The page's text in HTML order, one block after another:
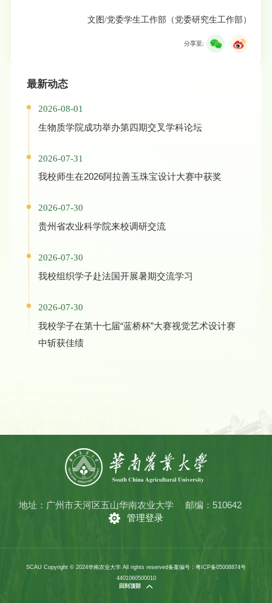
文图/党委学生工作部（党委研究生工作部）
分享至:
最新动态
2026-08-01
生物质学院成功举办第四期交叉学科论坛
2026-07-31
我校师生在2026阿拉善玉珠宝设计大赛中获奖
2026-07-30
贵州省农业科学院来校调研交流
2026-07-30
我校组织学子赴法国开展暑期交流学习
2026-07-30
我校学子在第十七届“蓝桥杯”大赛视觉艺术设计赛
中斩获佳绩
地址：广州市天河区五山华南农业大学
邮编：510642
管理登录
SCAU Copyright © 2024华南农业大学 All rights reserved备案编号：粤ICP备05008874号
4401060500010
回到顶部